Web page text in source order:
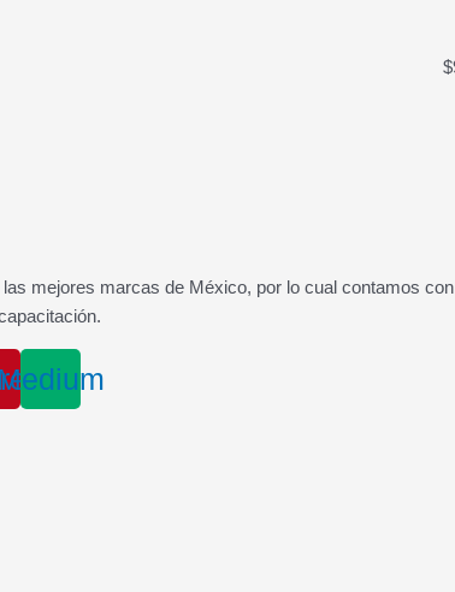
$
mejores marcas de México, por lo cual contamos